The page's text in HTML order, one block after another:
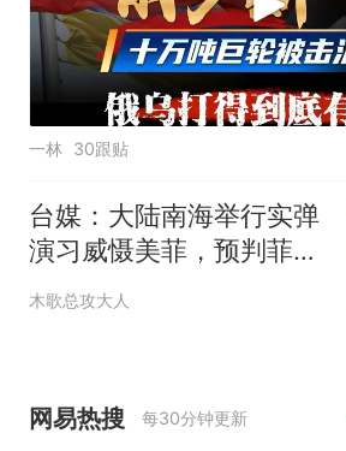
一林 30跟贴
台媒：大陆南海举行实弹
演习威慑美菲，预判菲律
宾再闹大陆要抓人
木歌总攻大人
网易热搜 每30分钟更新